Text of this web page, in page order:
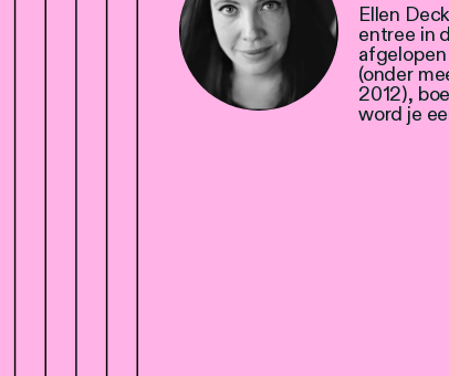
Ellen
entree in
(onder
2012),
word je